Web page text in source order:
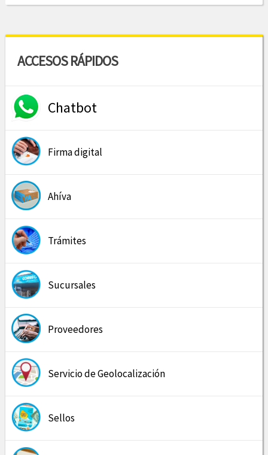
ACCESOS RÁPIDOS
Chatbot
Firma digital
Ahíva
Trámites
Sucursales
Proveedores
Servicio de Geolocalización
Sellos